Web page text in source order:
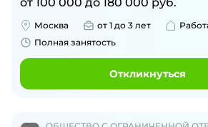
Москва от 1 до 3 лет
Полная занятость
Откликнуться